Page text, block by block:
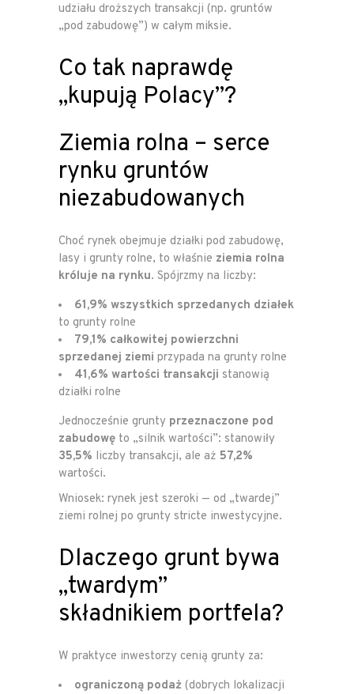
udziału droższych transakcji (np. gruntów
„pod zabudowę”) w całym miksie.
Co tak naprawdę
„kupują Polacy”?
Ziemia rolna – serce
rynku gruntów
niezabudowanych
Choć rynek obejmuje działki pod zabudowę,
lasy i grunty rolne, to właśnie ziemia rolna
króluje na rynku. Spójrzmy na liczby:
61,9% wszystkich sprzedanych działek
to grunty rolne
79,1% całkowitej powierzchni
sprzedanej ziemi przypada na grunty rolne
41,6% wartości transakcji stanowią
działki rolne
Jednocześnie grunty przeznaczone pod
zabudowę to „silnik wartości”: stanowiły
35,5% liczby transakcji, ale aż 57,2%
wartości.
Wniosek: rynek jest szeroki — od „twardej”
ziemi rolnej po grunty stricte inwestycyjne.
Dlaczego grunt bywa
„twardym”
składnikiem portfela?
W praktyce inwestorzy cenią grunty za:
ograniczoną podaż (dobrych lokalizacji